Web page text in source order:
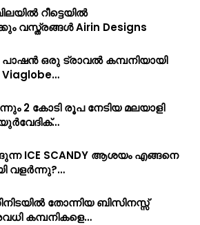
റീട്ടെയിൽ
വസ്ത്രങ്ങൾ Airin Designs
ഒരു ട്രാവൽ കമ്പനിയായി
2 കോടി രൂപ നേടിയ മലയാളി
ICE SCANDY ആശയം എങ്ങനെ
വളർന്നു?…
തോന്നിയ ബിസിനസ്സ്
കമ്പനികളെ…